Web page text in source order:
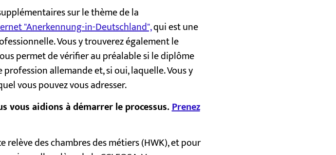
sur le thème de la
"Anerkennung-in-Deutschland",qui est une
Vous y trouverez également le
permet de vérifier au préalable si le diplôme
allemande et, si oui, laquelle. Vous y
vous pouvez vous adresser.
vous aidions à démarrer le processus.Prenez
des chambres des métiers (HWK), et pour